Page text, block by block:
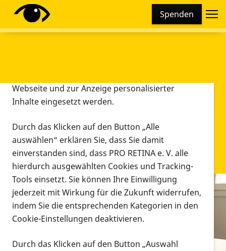
Spenden
Infomaterial
Infomaterial
Vorlesen
Diese Webseite setzt verschiedene Cookies und
Tracking-Tools ein. Dies beinhaltet Cookies und
Webseite und zur Anzeige personalisierter
Inhalte eingesetzt werden.
Durch das Klicken auf den Button „Alle
auswählen“ erklären Sie, dass Sie damit
einverstanden sind, dass PRO RETINA e. V. alle
hierdurch ausgewählten Cookies und Tracking-
Tools einsetzt. Sie können Ihre Einwilligung
jederzeit mit Wirkung für die Zukunft widerrufen,
indem Sie die entsprechenden Kategorien in den
Cookie-Einstellungen deaktivieren.
Durch das Klicken auf den Button „Auswahl